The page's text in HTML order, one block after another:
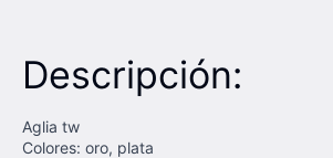
Descripción:
Aglia tw
Colores: oro, plata